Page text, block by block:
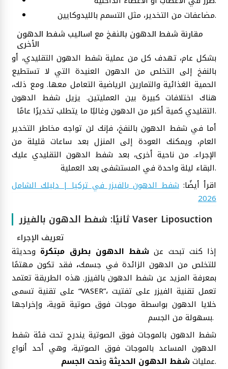
مضاعفات من التخدير، مثل التسمم بالليدوكايين.
مقارنة شفط الدهون بالنفخ مع اساليب شفط الدهون
الأخرى
بشكل عام، تهدف كل من عملية شفط الدهون التقليدي، أو
بالنفخ إلى التخلص من الدهون العنيدة التي لا تستطيع
الحمية الغذائية والتمارين الرياضية التعامل معها. ومع ذلك،
هناك اختلافات كبيرة بين العمليتين. يزيل شفط الدهون
التقليدي كمية أكبر من الدهون وغالبًا ما يتطلب تخديرًا عامًا.
أما في شفط الدهون بالنفخ، فإنك لن تواجه مخاطر التخدير
العام، ويمكنك العودة إلى المنزل بعد ساعات قليلة من
الإجراء. من ناحية أخرى، بعد شفط الدهون التقليدي عليك
البقاء ليلة واحدة في المستشفى بعد العملية.
اقرأ أيضًا: شفط الدهون بالفيزر في تركيا | دليلك الشامل
2026
ثانيًا: شفط الدهون بالفيزر Vaser Liposuction
تعريف الإجراء
إذا كنت تبحث عن شفط الدهون بطرق مبتكرة وحديثة
للتخلص من الدهون الزائدة في جسمك، فقد تكون مهتمًا
بمعرفة المزيد عن شفط الدهون بالفيزر. هذه الطريقة تعتمد
على تقنية تسمى “VASER”، تعمل تقنية الفيزر على تفتيت
خلايا الدهون بواسطة موجات فوق صوتية قوية، وإخراجها
بسهولة من الجسم.
شفط الدهون بالموجات فوق الصوتية يندرج تحت فئة شفط
الدهون المساعد بالموجات فوق الصوتية، وهي أحد أنواع
عمليات شفط الدهون الحديثة ونحت الجسم
.